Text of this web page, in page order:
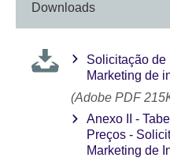
Downloads
Solicitação de
Marketing de
(Adobe PDF
Anexo II -
Preços -
Marketing de